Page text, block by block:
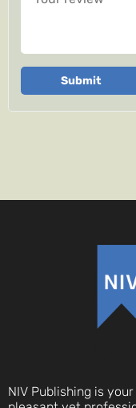
Submit
NIV Publishing is